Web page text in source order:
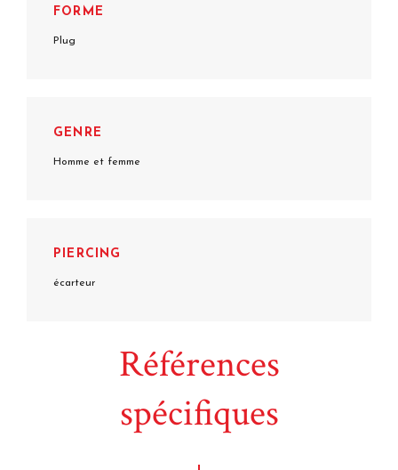
FORME
Plug
GENRE
Homme et femme
PIERCING
écarteur
Références
spécifiques